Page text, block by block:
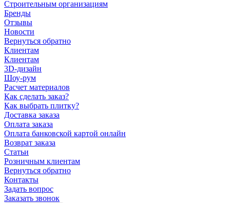
Строительным организациям
Бренды
Отзывы
Новости
Вернуться обратно
Клиентам
Клиентам
3D-дизайн
Шоу-рум
Расчет материалов
Как сделать заказ?
Как выбрать плитку?
Доставка заказа
Оплата заказа
Оплата банковской картой онлайн
Возврат заказа
Статьи
Розничным клиентам
Вернуться обратно
Контакты
Задать вопрос
Заказать звонок